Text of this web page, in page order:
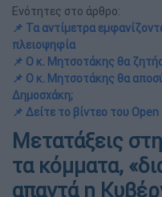
Ενότητες στο άρθρο:
📌 Τα αντίμετρα
πλειοψηφία
📌 Ο κ. Μητσοτάκης θα
📌 O κ. Μητσοτάκης θα
Δημοσχάκη;
📌 Δείτε το βίντεο του
Μετατάξεις
τα κόμματα,
απαντά η